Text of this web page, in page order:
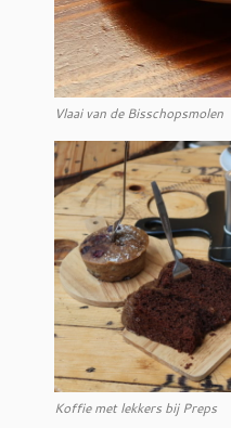
Vlaai van de Bisschopsmolen
Koffie met lekkers bij Preps